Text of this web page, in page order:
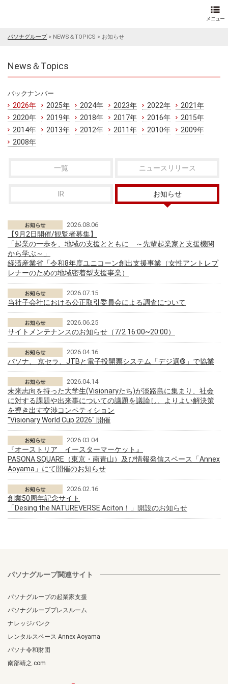
パソナグループ> NEWS＆TOPICS > お知らせ
News＆Topics
バックナンバー
2026年 2025年 2024年 2023年 2022年
2021年
2020年
2019年 2018年 2017年 2016年
2015年
2014年
2013年 2012年 2011年 2010年
2009年
2008年
一覧 ニュースリリース
IR お知らせ
2026.08.06
【9月2日開催/観覧者募集】
「起業の一歩を、地域の支援とともに ～先輩起業家と支援機関
から学ぶ～」
経済産業省「令和8年度ユニコーン創出支援事業（女性アントレプ
レナーのための地域密着型支援事業）
2026.07.15
当社子会社における公正取引委員会による調査について
2026.06.25
サイトメンテナンスのお知らせ（7/2 16:00~20:00）
2026.04.16
パソナ、 京セラ、JTBと電子投開票システム「デジ選®」で協業
2026.04.14
未来志向を持った大学生(Visionaryたち)が淡路島に集まり、社会
に対する課題や出来事についての議題を議論し、よりよい解決策
を導き出す交渉コンペティション
"Visionary World Cup 2026" 開催
2026.03.04
『オーストリア イースターマーケット』
PASONA SQUARE（東京・南青山）及び情報発信スペース「Annex
Aoyama」にて開催のお知らせ
2026.02.16
創業50周年記念サイト
「Desing the NATUREVERSE Aciton！」開設のお知らせ
パソナグループ関連サイト
パソナグループの起業家支援
パソナグループプレスルーム
ナレッジバンク
レンタルスペース Annex Aoyama
パソナ令和財団
南部靖之.com